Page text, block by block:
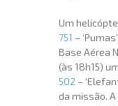
Um
751 –
Base Aérea
(às 18h15)
502 –
da missão.